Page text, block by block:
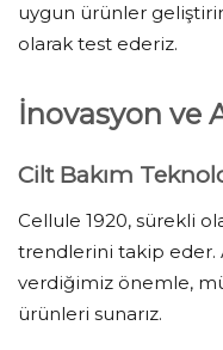
uygun ürünler
olarak test ederiz.
İnovasyon ve
Cilt Bakım
Cellule 1920, sürekli
trendlerini takip eder.
verdiğimiz önemle,
ürünleri sunarız.